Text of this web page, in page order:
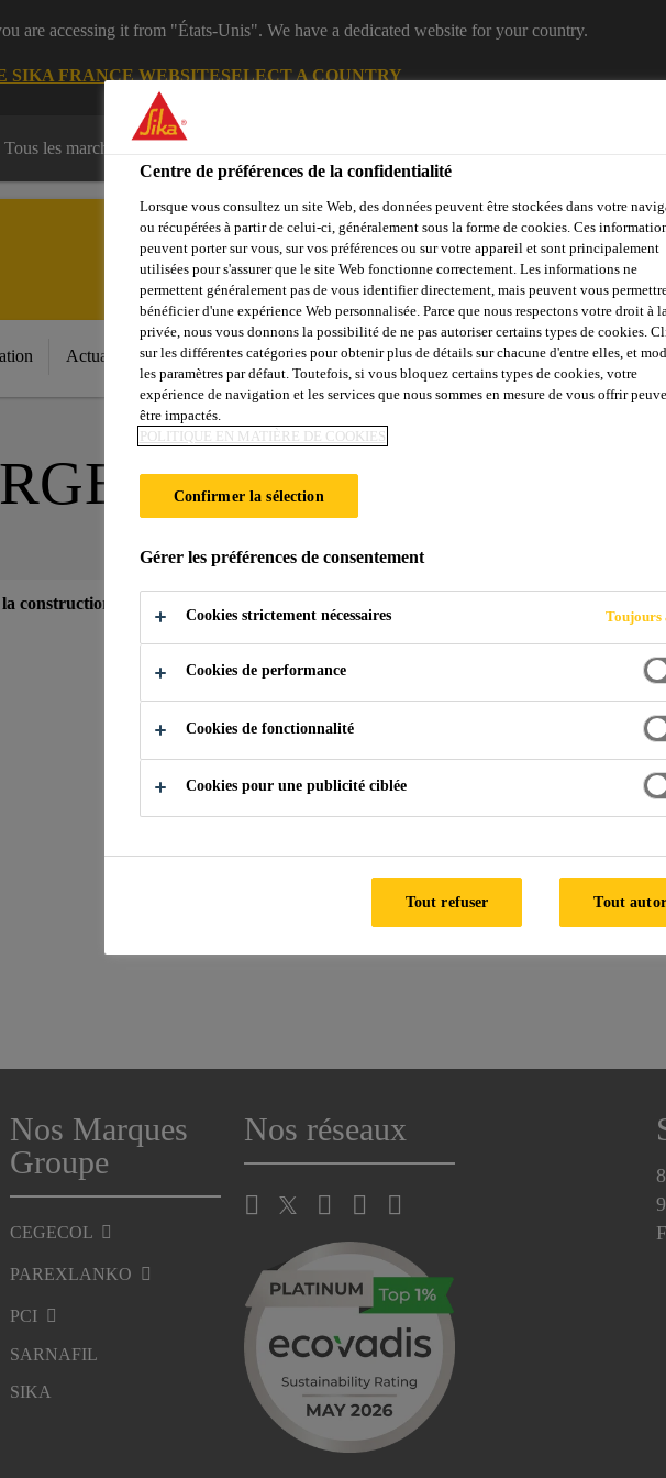
are accessing it from "États-Unis". We have a dedicated website for your country.
SIKA FRANCE WEBSITESELECT A COUNTRY
Tous les marchés
Actualités Evénements A propos de Sika Sika Academy
DES DOCUMENTS
construction
Contactez-nous !
Nos Marques
Groupe
CEGECOL
PAREXLANKO
PCI
SARNAFIL
SIKA
Nos réseaux
Centre de préférences de la confidentialité
Lorsque vous consultez un site Web, des données peuvent être stockées dans votre
ou récupérées à partir de celui-ci, généralement sous la forme de cookies. Ces
peuvent porter sur vous, sur vos préférences ou sur votre appareil et sont principalement
utilisées pour s'assurer que le site Web fonctionne correctement. Les informations ne
permettent généralement pas de vous identifier directement, mais peuvent vous
bénéficier d'une expérience Web personnalisée. Parce que nous respectons votre droit à
privée, nous vous donnons la possibilité de ne pas autoriser certains types de cookies.
sur les différentes catégories pour obtenir plus de détails sur chacune d'entre elles, et
les paramètres par défaut. Toutefois, si vous bloquez certains types de cookies, votre
expérience de navigation et les services que nous sommes en mesure de vous offrir
être impactés.
POLITIQUE EN MATIÈRE DE COOKIES
Confirmer la sélection
Gérer les préférences de consentement
Cookies strictement nécessaires Toujours
Cookies de performance
Cookies de fonctionnalité
Cookies pour une publicité ciblée
Tout refuser Tout